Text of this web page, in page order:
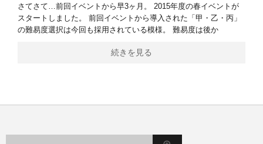
さてさて…前回イベントから早3ヶ月。 2015年度の春イベントが
スタートしました。 前回イベントから導入された「甲・乙・丙」
の難易度選択は今回も採用されている模様。 難易度は後か
続きを見る